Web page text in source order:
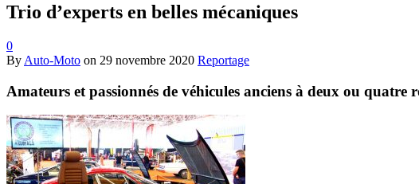
Trio d’experts en belles mécaniques
0
By Auto-Moto on 29 novembre 2020 Reportage
Amateurs et passionnés de véhicules anciens à deux ou quatre